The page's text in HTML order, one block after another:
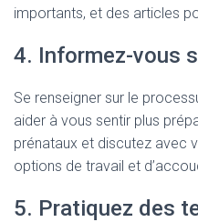
importants, et des articles
4. Informez-vous
Se renseigner sur le
aider à vous sentir plus
prénataux et discutez avec
options de travail et
5. Pratiquez des